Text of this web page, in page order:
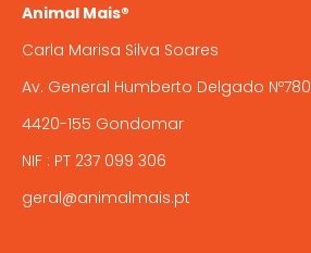
Animal Mais®
Carla Marisa Silva Soares
Av. General Humberto Delgado Nº780
4420-155 Gondomar
NIF : PT 237 099 306
geral@animalmais.pt